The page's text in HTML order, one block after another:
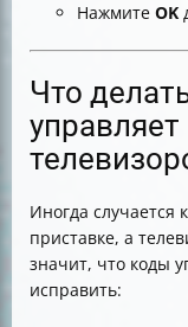
Нажмите OK
Что
Иногда случается
приставке, а
значит, что коды
исправить: